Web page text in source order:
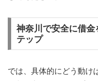
神奈川で安全に借
テップ
では、具体的にどう動け